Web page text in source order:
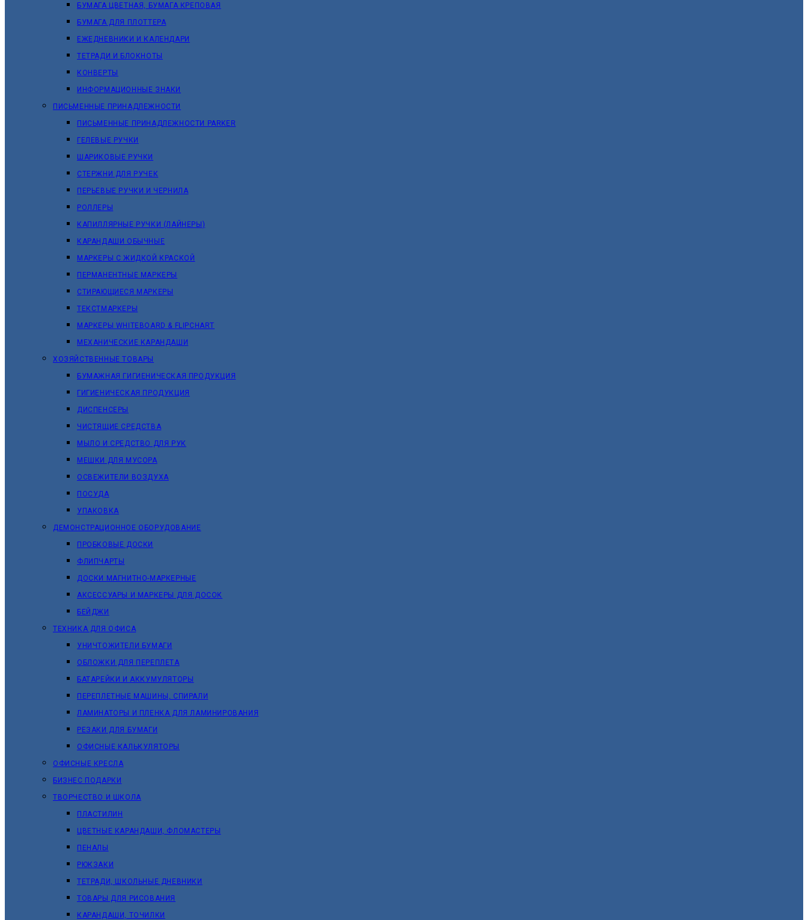
БУМАГА ЦВЕТНАЯ, БУМАГА КРЕПОВАЯ
БУМАГА ДЛЯ ПЛОТТЕРА
ЕЖЕДНЕВНИКИ И КАЛЕНДАРИ
ТЕТРАДИ И БЛОКНОТЫ
КОНВЕРТЫ
ИНФОРМАЦИОННЫЕ ЗНАКИ
ПИСЬМЕННЫЕ ПРИНАДЛЕЖНОСТИ
ПИСЬМЕННЫЕ ПРИНАДЛЕЖНОСТИ PARKER
ГЕЛЕВЫЕ РУЧКИ
ШАРИКОВЫЕ РУЧКИ
СТЕРЖНИ ДЛЯ РУЧЕК
ПЕРЬЕВЫЕ РУЧКИ И ЧЕРНИЛА
РОЛЛЕРЫ
КАПИЛЛЯРНЫЕ РУЧКИ (ЛАЙНЕРЫ)
КАРАНДАШИ ОБЫЧНЫЕ
МАРКЕРЫ C ЖИДКОЙ КРАСКОЙ
ПЕРМАНЕНТНЫЕ МАРКЕРЫ
СТИРАЮЩИЕСЯ МАРКЕРЫ
ТЕКСТМАРКЕРЫ
МАРКЕРЫ WHITEBOARD & FLIPCHART
МЕХАНИЧЕСКИЕ КАРАНДАШИ
ХОЗЯЙСТВЕННЫЕ ТОВАРЫ
БУМАЖНАЯ ГИГИЕНИЧЕСКАЯ ПРОДУКЦИЯ
ГИГИЕНИЧЕСКАЯ ПРОДУКЦИЯ
ДИСПЕНСЕРЫ
ЧИСТЯЩИЕ СРЕДСТВА
МЫЛО И СРЕДСТВО ДЛЯ РУК
МЕШКИ ДЛЯ МУСОРА
ОСВЕЖИТЕЛИ ВОЗДУХА
ПОСУДА
УПАКОВКА
ДЕМОНСТРАЦИОННОЕ ОБОРУДОВАНИЕ
ПРОБКОВЫЕ ДОСКИ
ФЛИПЧАРТЫ
ДОСКИ МАГНИТНО-МАРКЕРНЫЕ
АКСЕССУАРЫ И МАРКЕРЫ ДЛЯ ДОСОК
БЕЙДЖИ
ТЕХНИКА ДЛЯ ОФИСА
УНИЧТОЖИТЕЛИ БУМАГИ
ОБЛОЖКИ ДЛЯ ПЕРЕПЛЕТА
БАТАРЕЙКИ И АККУМУЛЯТОРЫ
ПЕРЕПЛЕТНЫЕ МАШИНЫ, СПИРАЛИ
ЛАМИНАТОРЫ И ПЛЕНКА ДЛЯ ЛАМИНИРОВАНИЯ
РЕЗАКИ ДЛЯ БУМАГИ
ОФИСНЫЕ КАЛЬКУЛЯТОРЫ
ОФИСНЫЕ КРЕСЛА
БИЗНЕС ПОДАРКИ
ТВОРЧЕСТВО И ШКОЛА
ПЛАСТИЛИН
ЦВЕТНЫЕ КАРАНДАШИ, ФЛОМАСТЕРЫ
ПЕНАЛЫ
РЮКЗАКИ
ТЕТРАДИ, ШКОЛЬНЫЕ ДНЕВНИКИ
ТОВАРЫ ДЛЯ РИСОВАНИЯ
КАРАНДАШИ, ТОЧИЛКИ